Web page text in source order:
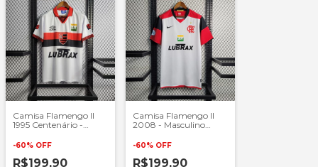
Camisa Flamengo II
1995 Centenário -
Branco e Vermelho
-60% OFF
R$199,90
Camisa Flamengo II
2008 - Masculino
Vermelho
-60% OFF
R$199,90